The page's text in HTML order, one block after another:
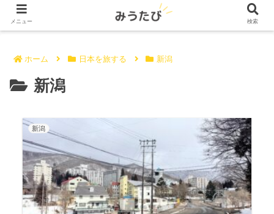
ホーム 日本を旅する 新潟
新潟
新潟
メニュー 検索